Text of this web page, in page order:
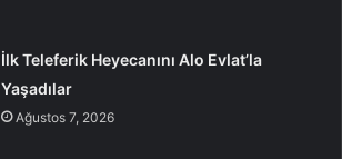
İlk Teleferik Heyecanını Alo Evlat’la
Yaşadılar
Ağustos 7, 2026